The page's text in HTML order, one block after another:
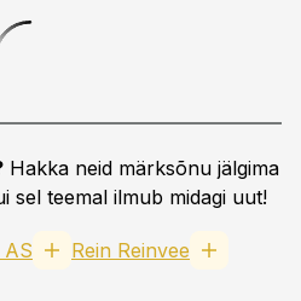
Hakka neid märksõnu jälgima
sel teemal ilmub midagi uut!
AS Rein Reinvee